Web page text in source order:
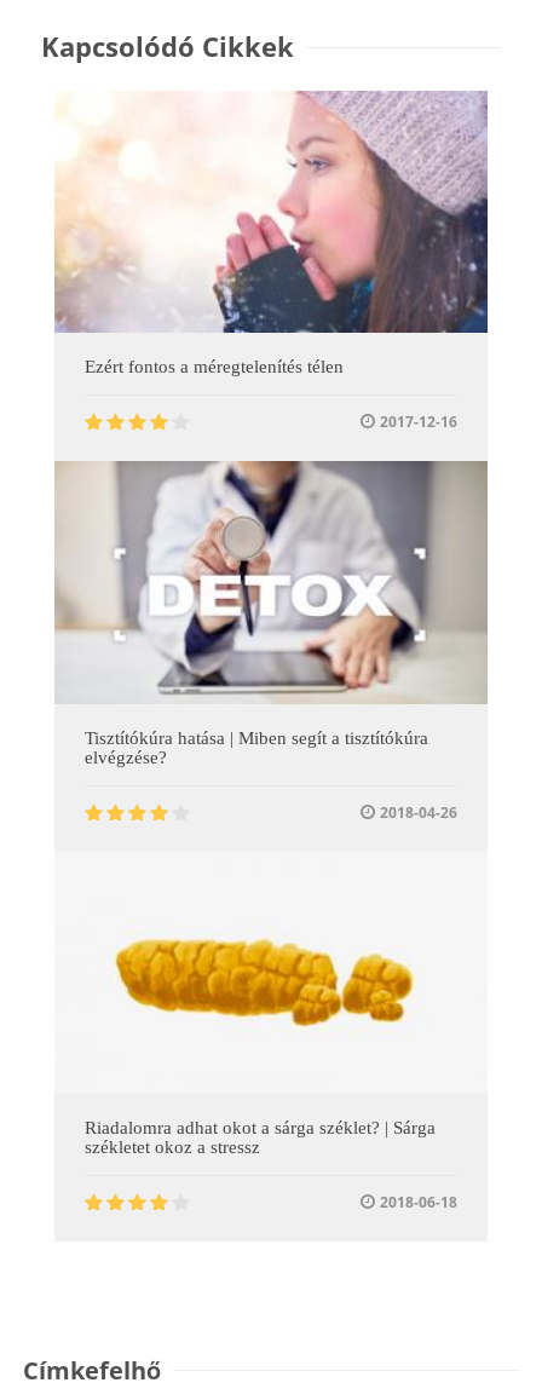
Kapcsolódó Cikkek
Ezért fontos a méregtelenítés télen
2017-12-16
Tisztítókúra hatása | Miben segít a tisztítókúra
elvégzése?
2018-04-26
Riadalomra adhat okot a sárga széklet? | Sárga
székletet okoz a stressz
2018-06-18
Címkefelhő